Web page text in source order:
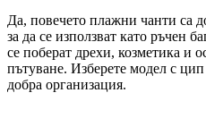
Да, повечето плажни чанти са
за да се използват като ръчен
се поберат дрехи, козметика и
пътуване. Изберете модел с
добра организация.